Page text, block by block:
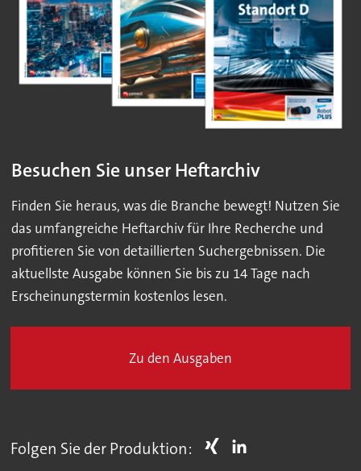
Besuchen Sie unser Heftarchiv
Finden Sie heraus, was die Branche bewegt! Nutzen Sie
das umfangreiche Heftarchiv für Ihre Recherche und
profitieren Sie von detaillierten Suchergebnissen. Die
aktuellste Ausgabe können Sie bis zu 14 Tage nach
Erscheinungstermin kostenlos lesen.
Zu den Ausgaben
Folgen Sie der Produktion: